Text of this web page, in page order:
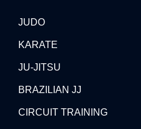
JUDO
KARATE
JU-JITSU
BRAZILIAN JJ
CIRCUIT TRAINING